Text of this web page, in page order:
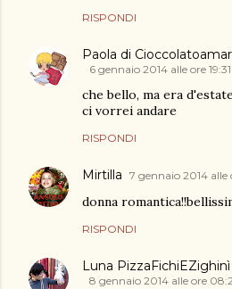
RISPONDI
Paola di
6 gennaio 2014 alle ore 19:31
che bello, ma era
ci vorrei andare
RISPONDI
Mirtilla 7 gennaio 2014 alle
donna
RISPONDI
Luna PizzaFichiEZighinì
8 gennaio 2014 alle ore